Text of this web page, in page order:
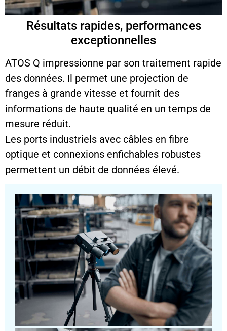
Résultats rapides, performances
exceptionnelles
ATOS Q impressionne par son traitement rapide
des données. Il permet une projection de
franges à grande vitesse et fournit des
informations de haute qualité en un temps de
mesure réduit.
Les ports industriels avec câbles en fibre
optique et connexions enfichables robustes
permettent un débit de données élevé.